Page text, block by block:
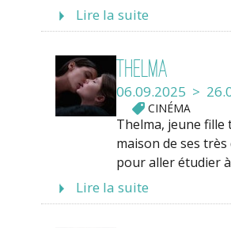
Lire la suite
Thelma
06.09.2025 >
CINÉMA
Thelma, jeune fille
maison de ses
pour aller étudier
Lire la suite